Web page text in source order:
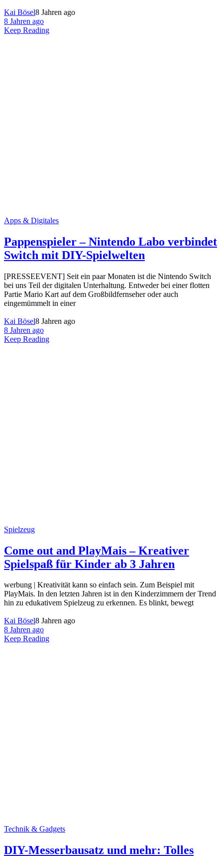
Kai Bösel8 Jahren ago
8 Jahren ago
Keep Reading
Apps & Digitales
Pappenspieler – Nintendo Labo verbindet
Switch mit DIY-Spielwelten
[PRESSEEVENT] Seit ein paar Monaten ist die Nintendo Switch
bei uns Teil der digitalen Unterhaltung. Entweder bei einer flotten
Partie Mario Kart auf dem Großbildfernseher oder auch
eingemümmelt in einer
Kai Bösel8 Jahren ago
8 Jahren ago
Keep Reading
Spielzeug
Come out and PlayMais – Kreativer
Spielspaß für Kinder ab 3 Jahren
werbung | Kreativität kann so einfach sein. Zum Beispiel mit
PlayMais. In den letzten Jahren ist in den Kinderzimmern der Trend
hin zu edukativem Spielzeug zu erkennen. Es blinkt, bewegt
Kai Bösel8 Jahren ago
8 Jahren ago
Keep Reading
Technik & Gadgets
DIY-Messerbausatz und mehr: Tolles